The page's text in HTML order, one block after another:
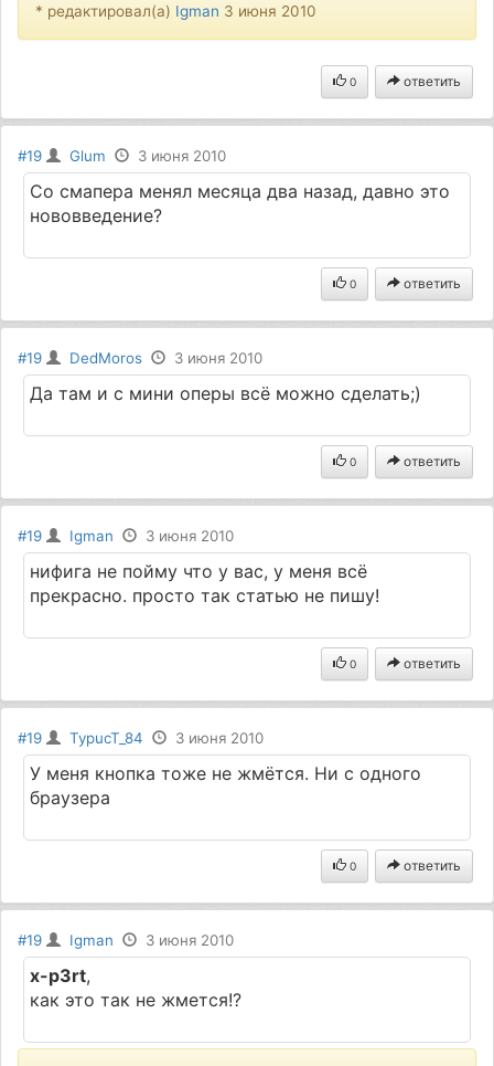
* редактировал(а) Igman 3 июня 2010
0 ответить
#19 Glum 3 июня 2010
Со смапера менял месяца два назад, давно это
нововведение?
0 ответить
#19 DedMoros 3 июня 2010
Да там и с мини оперы всё можно сделать;)
0 ответить
#19 Igman 3 июня 2010
нифига не пойму что у вас, у меня всё
прекрасно. просто так статью не пишу!
0 ответить
#19 TypucT_84 3 июня 2010
У меня кнопка тоже не жмётся. Ни с одного
браузера
0 ответить
#19 Igman 3 июня 2010
x-p3rt,
как это так не жмется!?